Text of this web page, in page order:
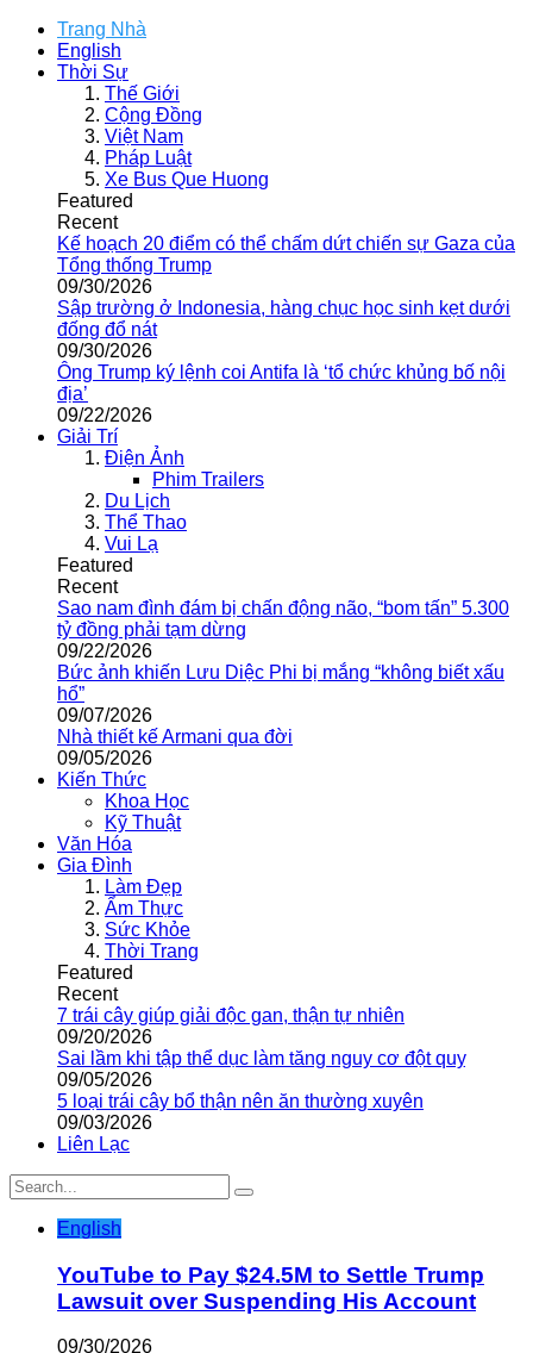
Trang Nhà
English
Thời Sự
Thế Giới
Cộng Đồng
Việt Nam
Pháp Luật
Xe Bus Que Huong
Featured
Recent
Kế hoạch 20 điểm có thể chấm dứt chiến sự Gaza của
Tổng thống Trump
09/30/2026
Sập trường ở Indonesia, hàng chục học sinh kẹt dưới
đống đổ nát
09/30/2026
Ông Trump ký lệnh coi Antifa là ‘tổ chức khủng bố nội
địa’
09/22/2026
Giải Trí
Điện Ảnh
Phim Trailers
Du Lịch
Thể Thao
Vui Lạ
Featured
Recent
Sao nam đình đám bị chấn động não, “bom tấn” 5.300
tỷ đồng phải tạm dừng
09/22/2026
Bức ảnh khiến Lưu Diệc Phi bị mắng “không biết xấu
hổ”
09/07/2026
Nhà thiết kế Armani qua đời
09/05/2026
Kiến Thức
Khoa Học
Kỹ Thuật
Văn Hóa
Gia Đình
Làm Đẹp
Ẩm Thực
Sức Khỏe
Thời Trang
Featured
Recent
7 trái cây giúp giải độc gan, thận tự nhiên
09/20/2026
Sai lầm khi tập thể dục làm tăng nguy cơ đột quỵ
09/05/2026
5 loại trái cây bổ thận nên ăn thường xuyên
09/03/2026
Liên Lạc
English
YouTube to Pay $24.5M to Settle Trump
Lawsuit over Suspending His Account
09/30/2026